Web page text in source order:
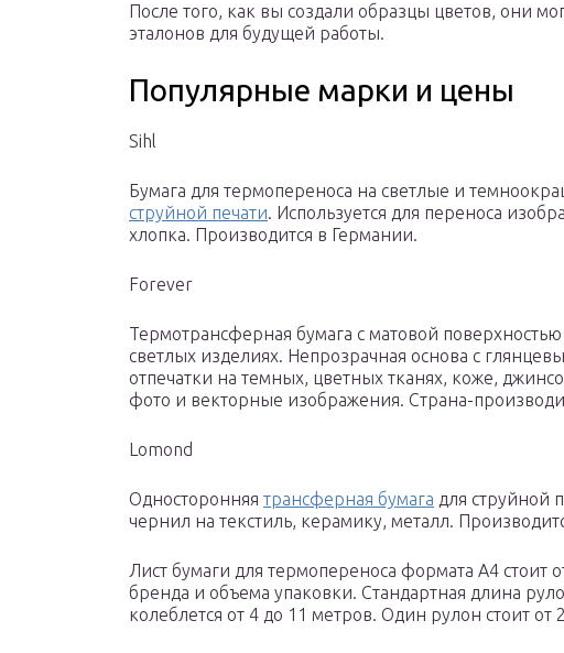
После того, как вы создали образцы цветов, они
эталонов для будущей работы.
Популярные марки и цены
Sihl
Бумага для термопереноса на светлые и
струйной печати. Используется для переноса
хлопка. Производится в Германии.
Forever
Термотрансферная бумага с матовой поверхностью
светлых изделиях. Непрозрачная основа с
отпечатки на темных, цветных тканях, коже,
фото и векторные изображения. Страна-
Lomond
Односторонняя трансферная бумага для струйной
чернил на текстиль, керамику, металл.
Лист бумаги для термопереноса формата А4 стоит
бренда и объема упаковки. Стандартная длина
колеблется от 4 до 11 метров. Один рулон стоит от